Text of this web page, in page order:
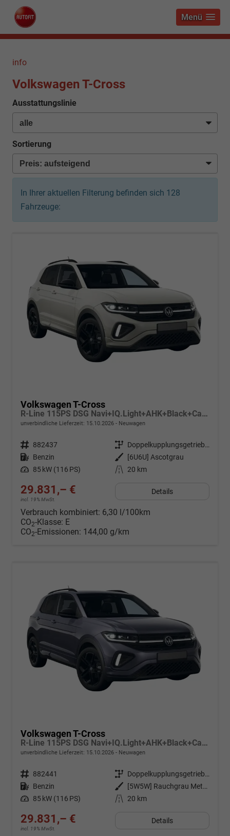
Menü
info
Volkswagen T-Cross
Ausstattungslinie
Sortierung
In Ihrer aktuellen Filterung befinden sich 128
Fahrzeuge:
Volkswagen T-Cross
R-Line 115PS DSG Navi+IQ.Light+AHK+Black+Cam+Keyless+Side+Climatronic+Parklenk
unverbindliche Lieferzeit: 15.10.2026 Neuwagen
Fahrzeugnr. 882437 Getriebe
Doppelkupplungsgetriebe (DSG)
Kraftstoff Benzin Außenfarbe
[6U6U] Ascotgrau
Leistung 85 kW (116 PS) Kilometerstand 20 km
29.831,– €
incl. 19% MwSt.
Details
Verbrauch kombiniert: 6,30 l/100km
CO2-Klasse: E
CO2-Emissionen: 144,00 g/km
Volkswagen T-Cross
R-Line 115PS DSG Navi+IQ.Light+AHK+Black+Cam+Keyless+Side+Climatronic+Parklenk
unverbindliche Lieferzeit: 15.10.2026 Neuwagen
Fahrzeugnr. 882441 Getriebe
Doppelkupplungsgetriebe (DSG)
Kraftstoff Benzin Außenfarbe
[5W5W] Rauchgrau Metallic
Leistung 85 kW (116 PS) Kilometerstand 20 km
29.831,– €
incl. 19% MwSt.
Details